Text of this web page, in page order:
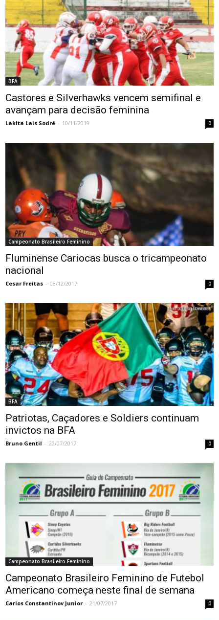
BFA
Castores e Silverhawks vencem semifinal e
avançam para decisão feminina
Lakita Lais Sodré - 10/11/2019 0
Campeonato Brasileiro Feminino
Fluminense Cariocas busca o tricampeonato
nacional
Cesar Freitas - 08/12/2017 0
BFA
Patriotas, Caçadores e Soldiers continuam
invictos na BFA
Bruno Gentil - 22/07/2017 0
Campeonato Brasileiro Feminino
Campeonato Brasileiro Feminino de Futebol
Americano começa neste final de semana
Carlos Constantinov Junior - 21/07/2017 0